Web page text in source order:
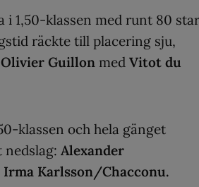
i 1,50-klassen med runt 80
räckte till placering sju,
Olivier Guillon med Vitot du
klassen och hela gänget
Alexander
Irma Karlsson/Chacconu.